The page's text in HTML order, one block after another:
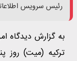
رئیس سرویس
به گزارش دیدگاه
ترکیه (میت) روز